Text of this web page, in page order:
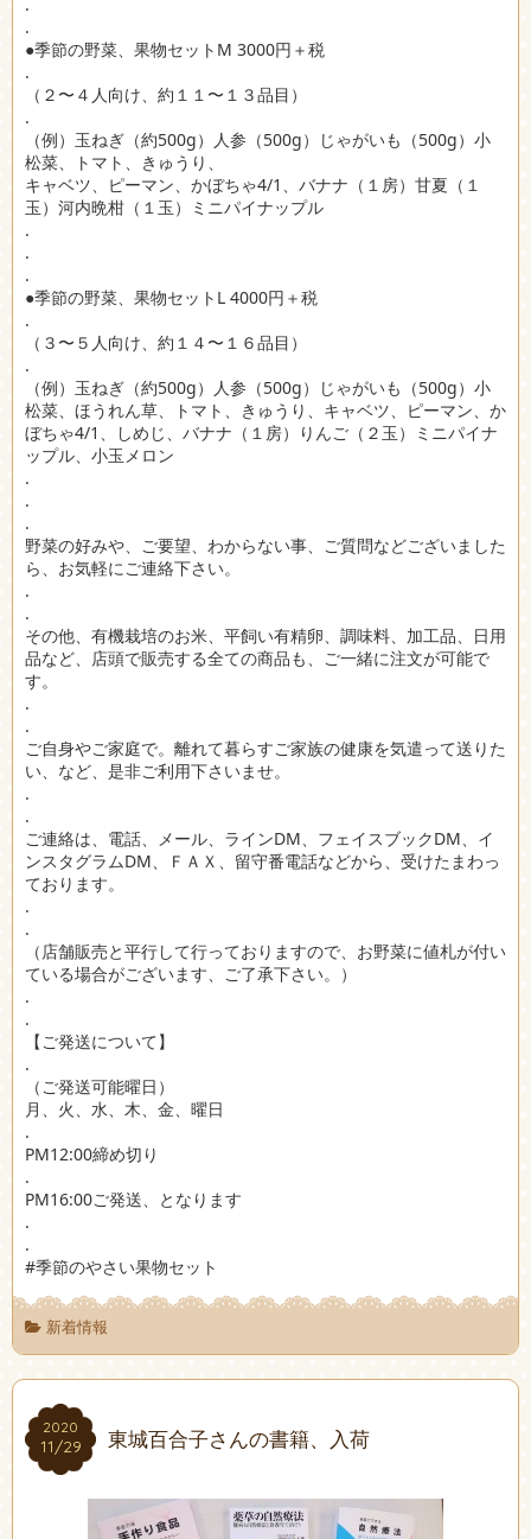
.
.
●季節の野菜、果物セットM 3000円＋税
.
（２〜４人向け、約１１〜１３品目）
.
（例）玉ねぎ（約500g）人参（500g）じゃがいも（500g）小
松菜、トマト、きゅうり、
キャベツ、ピーマン、かぼちゃ4/1、バナナ（１房）甘夏（１
玉）河内晩柑（１玉）ミニパイナップル
.
.
.
●季節の野菜、果物セットL 4000円＋税
.
（３〜５人向け、約１４〜１６品目）
.
（例）玉ねぎ（約500g）人参（500g）じゃがいも（500g）小
松菜、ほうれん草、トマト、きゅうり、キャベツ、ピーマン、か
ぼちゃ4/1、しめじ、バナナ（１房）りんご（２玉）ミニパイナ
ップル、小玉メロン
.
.
.
野菜の好みや、ご要望、わからない事、ご質問などございました
ら、お気軽にご連絡下さい。
.
.
その他、有機栽培のお米、平飼い有精卵、調味料、加工品、日用
品など、店頭で販売する全ての商品も、ご一緒に注文が可能で
す。
.
.
ご自身やご家庭で。離れて暮らすご家族の健康を気遣って送りた
い、など、是非ご利用下さいませ。
.
.
ご連絡は、電話、メール、ラインDM、フェイスブックDM、イ
ンスタグラムDM、ＦＡＸ、留守番電話などから、受けたまわっ
ております。
.
.
（店舗販売と平行して行っておりますので、お野菜に値札が付い
ている場合がございます、ご了承下さい。）
.
.
【ご発送について】
.
（ご発送可能曜日）
月、火、水、木、金、曜日
.
PM12:00締め切り
.
PM16:00ご発送、となります
.
.
#季節のやさい果物セット
新着情報
2020
11/29
2020
11/29 東城百合子さんの書籍、入荷